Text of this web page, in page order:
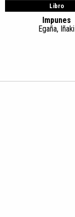
Libro
Impunes
Egaña, Iñaki